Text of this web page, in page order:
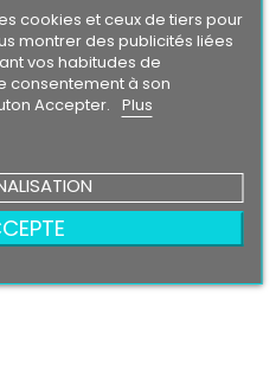
Ajouter au panier
cookies et ceux de tiers pour
montrer des publicités liées
vos habitudes de
consentement à son
Accepter. Plus